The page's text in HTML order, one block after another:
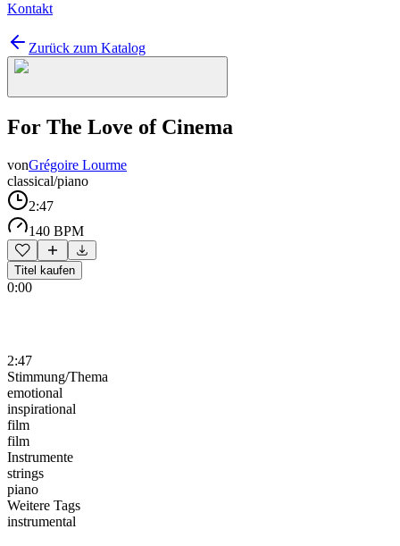
Kontakt
Zurück zum Katalog
For The Love of Cinema
vonGrégoire Lourme
classical/piano
2:47
140 BPM
Titel kaufen
0:00
2:47
Stimmung/Thema
emotional
inspirational
film
film
Instrumente
strings
piano
Weitere Tags
instrumental